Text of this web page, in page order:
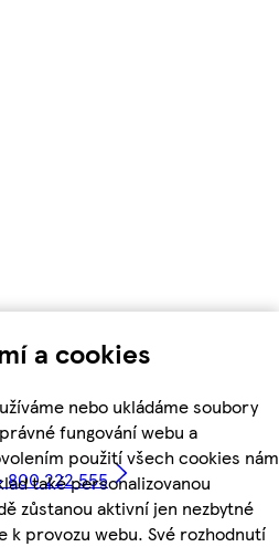
a cookies
nebo ukládáme soubory
fungování webu a
použití všech cookies nám
také personalizovanou
zůstanou aktivní jen nezbytné
provozu webu. Své rozhodnutí
800 222 555